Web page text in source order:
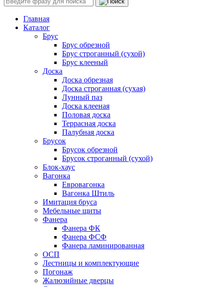
Главная
Каталог
Брус
Брус обрезной
Брус строганный (сухой)
Брус клееный
Доска
Доска обрезная
Доска строганная (сухая)
Лунный паз
Доска клееная
Половая доска
Террасная доска
Палубная доска
Брусок
Брусок обрезной
Брусок строганный (сухой)
Блок-хаус
Вагонка
Евровагонка
Вагонка Штиль
Имитация бруса
Мебельные щиты
Фанера
Фанера ФК
Фанера ФСФ
Фанера ламинированная
ОСП
Лестницы и комплектующие
Погонаж
Жалюзийные дверцы